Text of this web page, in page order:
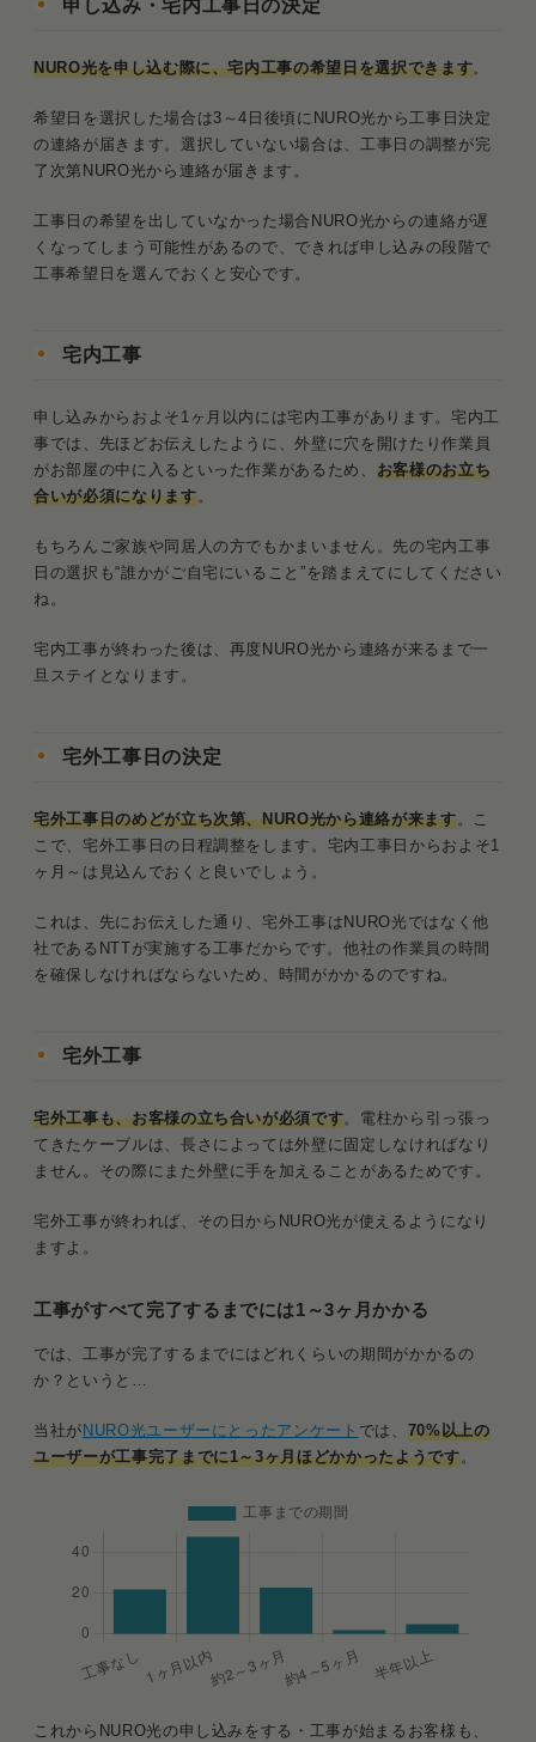
申し込み・宅内工事日の決定
NURO光を申し込む際に、宅内工事の希望日を選択できます。
希望日を選択した場合は3～4日後頃にNURO光から工事日決定
の連絡が届きます。選択していない場合は、工事日の調整が完
了次第NURO光から連絡が届きます。
工事日の希望を出していなかった場合NURO光からの連絡が遅
くなってしまう可能性があるので、できれば申し込みの段階で
工事希望日を選んでおくと安心です。
宅内工事
申し込みからおよそ1ヶ月以内には宅内工事があります。宅内工
事では、先ほどお伝えしたように、外壁に穴を開けたり作業員
がお部屋の中に入るといった作業があるため、 お客様のお立ち
合いが必須になります。
もちろんご家族や同居人の方でもかまいません。先の宅内工事
日の選択も“誰かがご自宅にいること”を踏まえてにしてください
ね。
宅内工事が終わった後は、再度NURO光から連絡が来るまで一
旦ステイとなります。
宅外工事日の決定
宅外工事日のめどが立ち次第、NURO光から連絡が来ます。こ
こで、宅外工事日の日程調整をします。宅内工事日からおよそ1
ヶ月～は見込んでおくと良いでしょう。
これは、先にお伝えした通り、宅外工事はNURO光ではなく他
社であるNTTが実施する工事だからです。他社の作業員の時間
を確保しなければならないため、時間がかかるのですね。
宅外工事
宅外工事も、お客様の立ち合いが必須です。電柱から引っ張っ
てきたケーブルは、長さによっては外壁に固定しなければなり
ません。その際にまた外壁に手を加えることがあるためです。
宅外工事が終われば、その日からNURO光が使えるようになり
ますよ。
工事がすべて完了するまでには1～3ヶ月かかる
では、工事が完了するまでにはどれくらいの期間がかかるの
か？というと…
当社がNURO光ユーザーにとったアンケート では、 70%以上の
ユーザーが工事完了までに1～3ヶ月ほどかかったようです。
これからNURO光の申し込みをする・工事が始まるお客様も、